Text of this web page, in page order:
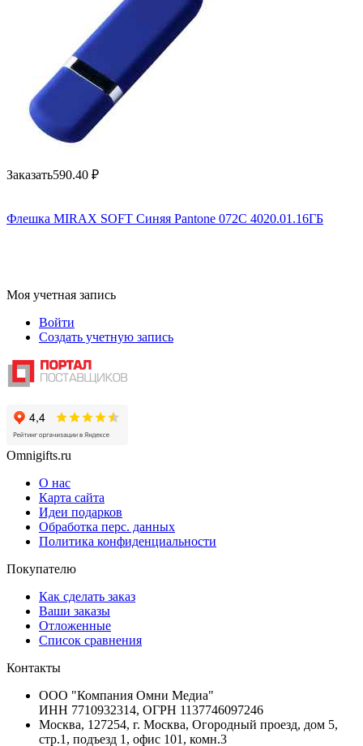
Заказать590.40 ₽
Флешка MIRAX SOFT Синяя Pantone 072C 4020.01.16ГБ
Моя учетная запись
Войти
Создать учетную запись
Omnigifts.ru
О нас
Карта сайта
Идеи подарков
Обработка перс. данных
Политика конфиденциальности
Покупателю
Как сделать заказ
Ваши заказы
Отложенные
Список сравнения
Контакты
ООО "Компания Омни Медиа"
ИНН 7710932314, ОГРН 1137746097246
Москва, 127254, г. Москва, Огородный проезд, дом 5,
стр.1, подъезд 1, офис 101, комн.3